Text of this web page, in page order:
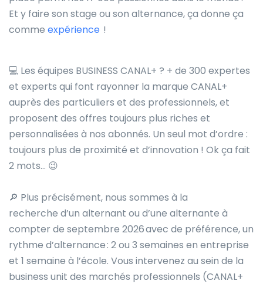
Et y faire son stage ou son alternance, ça donne ça
comme expérience !
💻 Les équipes BUSINESS CANAL+ ? + de 300 expertes
et experts qui font rayonner la marque CANAL+
auprès des particuliers et des professionnels, et
proposent des offres toujours plus riches et
personnalisées à nos abonnés. Un seul mot d’ordre :
toujours plus de proximité et d’innovation ! Ok ça fait
2 mots… 😉
🔎 Plus précisément, nous sommes à la
recherche d’un alternant ou d’une alternante à
compter de septembre 2026avec de préférence, un
rythme d’alternance : 2 ou 3 semaines en entreprise
et 1 semaine à l’école. Vous intervenez au sein de la
business unit des marchés professionnels (CANAL+